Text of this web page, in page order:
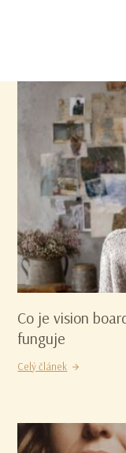
Co je vision
funguje
Celý článek